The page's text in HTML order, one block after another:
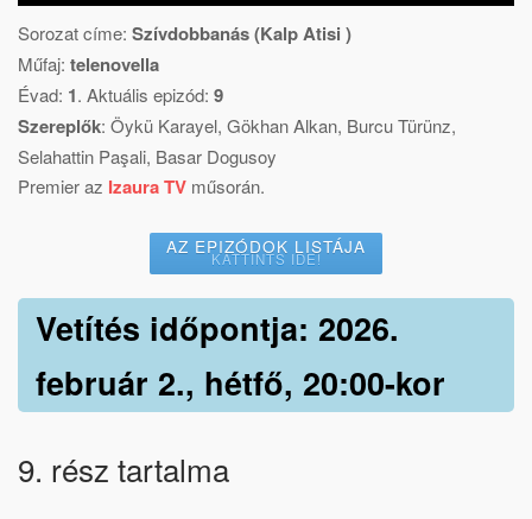
Sorozat címe: Szívdobbanás (Kalp Atisi )
Műfaj: telenovella
Évad: 1. Aktuális epizód: 9
Szereplők: Öykü Karayel, Gökhan Alkan, Burcu Türünz,
Selahattin Paşali, Basar Dogusoy
Premier az Izaura TV műsorán.
AZ EPIZÓDOK LISTÁJA
KATTINTS IDE!
Vetítés időpontja: 2026.
február 2., hétfő, 20:00-kor
9. rész tartalma